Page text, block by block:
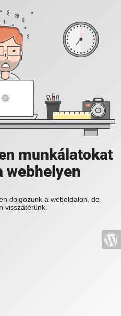
munkálatokat
webhelyen
dolgozunk a weboldalon, de
visszatérünk.